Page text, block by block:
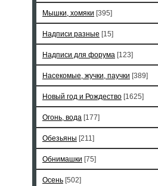
Мышки, хомяки [395]
Надписи разные [15]
Надписи для форума [123]
Насекомые, жучки, паучки [389]
Новый год и Рождество [1625]
Огонь, вода [177]
Обезьяны [211]
Обнимашки [75]
Осень [502]